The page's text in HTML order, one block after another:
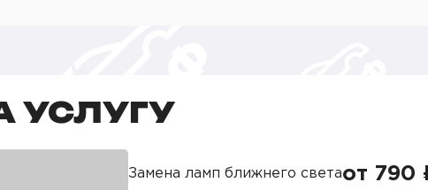
УСЛУГУ
Замена ламп ближнего светаот 790